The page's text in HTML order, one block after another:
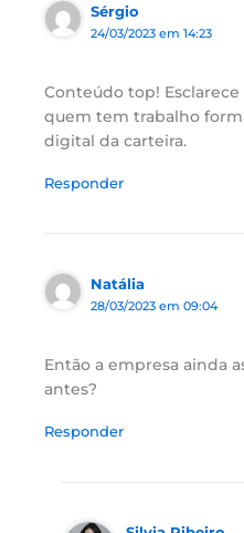
Sérgio
24/03/2023 em 14:23
Conteúdo top!
quem tem trabalho
digital da carteira.
Responder
Natália
28/03/2023 em 09:04
Então a empresa ainda
antes?
Responder